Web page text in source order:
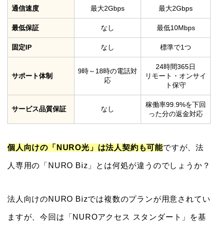
通信速度 最大2Gbps 最大2Gbps
最低保証 なし 最低10Mbps
固定IP なし 標準で1つ
サポート体制
9時～18時の電話対
応
24時間365日
リモート・オンサイ
ト保守
サービス品質保証 なし
稼働率99.9%を下回
った分の返金対応
個人向けの「NURO光」は法人契約も可能ですが、法
人専用の「NURO Biz」とは何処が違うのでしょうか？
法人向けのNURO Bizでは複数のプランが用意されてい
ますが、今回は「NUROアクセス スタンダート」を基